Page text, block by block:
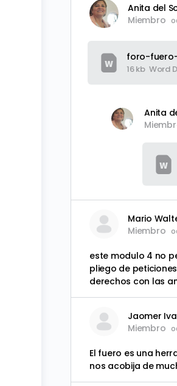
Anita del
Miembro
foro-
16 kb Word
Anita
Mario
Miembro
este modulo 4 no
pliego de
derechos con las
Jaomer
Miembro
El fuero es una
nos acobija de